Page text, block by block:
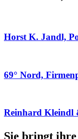
Horst K. Jandl,
69° Nord,
Reinhard Kleindl
Sie bringt